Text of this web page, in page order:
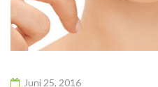
Juni 25, 2016